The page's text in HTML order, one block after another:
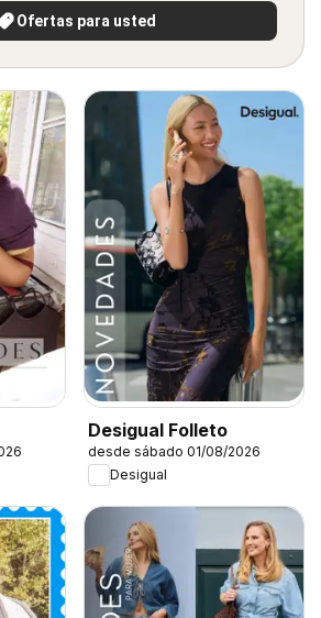
Ofertas para usted
Desigual Folleto
desde sábado 01/08/2026
Desigual